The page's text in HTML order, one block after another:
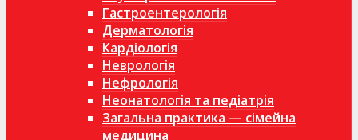
Гастроентерологія
Дерматологія
Кардіологія
Неврологія
Нефрологія
Неонатологія та педіатрія
Загальна практика — сімейна
медицина